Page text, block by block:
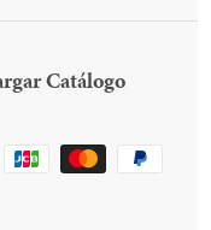
Catálogo